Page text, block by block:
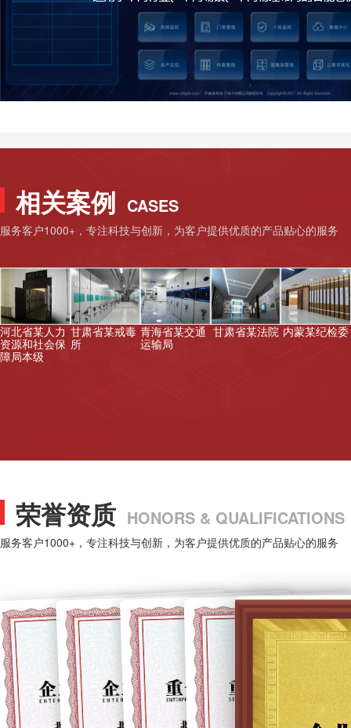
相关案例 CASES
服务客户1000+，专注科技与创新，为客户提供优质的产品贴心的服务
河北省某人力
资源和社会保
障局本级
甘肃省某戒毒
所
青海省某交通
运输局
甘肃省某法院 内蒙某纪检委
荣誉资质 HONORS & QUALIFICATIONS
服务客户1000+，专注科技与创新，为客户提供优质的产品贴心的服务